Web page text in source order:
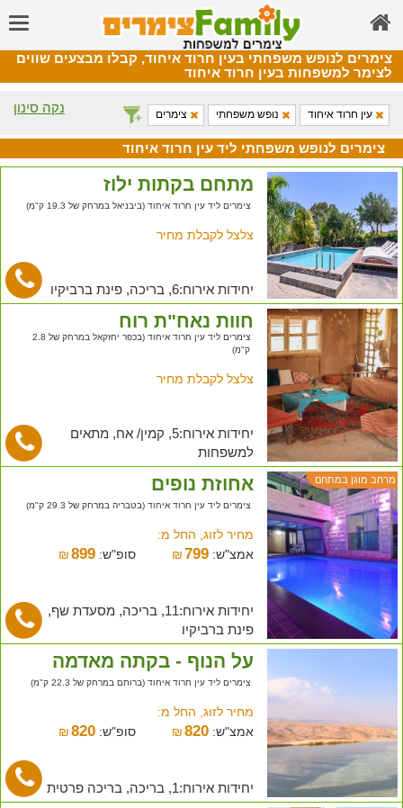
צימרים לנופש משפחתי בעין חרוד איחוד, קבלו מבצעים שווים
לצימר למשפחות בעין חרוד איחוד
נקה סינון עין חרוד איחוד נופש משפחתי צימרים
צימרים לנופש משפחתי ליד עין חרוד איחוד
מתחם בקתות ילוז
צימרים ליד עין חרוד איחוד (ביבניאל במרחק של 19.3 ק"מ)
צלצל לקבלת מחיר
יחידות אירוח:6, בריכה, פינת ברביקיו
חוות נאח"ת רוח
צימרים ליד עין חרוד איחוד (בכפר יחזקאל במרחק של 2.8
ק"מ)
צלצל לקבלת מחיר
יחידות אירוח:5, קמין/ אח, מתאים
למשפחות
מרחב מוגן במתחם אחוזת נופים
צימרים ליד עין חרוד איחוד (בטבריה במרחק של 29.3 ק"מ)
מחיר לזוג, החל מ:
אמצ"ש:
₪799 סופ"ש: ₪ 899
יחידות אירוח:11, בריכה, מסעדת שף,
פינת ברביקיו
על הנוף - בקתה מאדמה
צימרים ליד עין חרוד איחוד (ברותם במרחק של 22.3 ק"מ)
מחיר לזוג, החל מ:
אמצ"ש:
₪820 סופ"ש: ₪ 820
יחידות אירוח:1, בריכה, בריכה פרטית